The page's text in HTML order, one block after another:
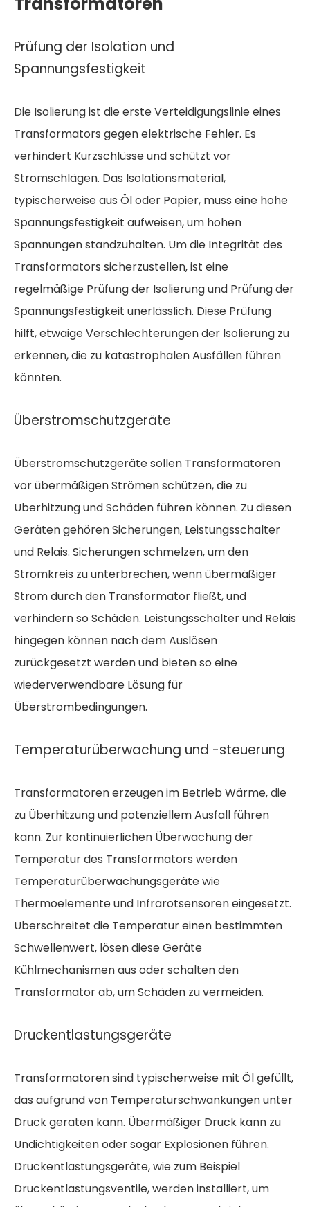
Prüfung der Isolation und
Spannungsfestigkeit
Die Isolierung ist die erste Verteidigungslinie eines
Transformators gegen elektrische Fehler. Es
verhindert Kurzschlüsse und schützt vor
Stromschlägen. Das Isolationsmaterial,
typischerweise aus Öl oder Papier, muss eine hohe
Spannungsfestigkeit aufweisen, um hohen
Spannungen standzuhalten. Um die Integrität des
Transformators sicherzustellen, ist eine
regelmäßige Prüfung der Isolierung und Prüfung der
Spannungsfestigkeit unerlässlich. Diese Prüfung
hilft, etwaige Verschlechterungen der Isolierung zu
erkennen, die zu katastrophalen Ausfällen führen
könnten.
Überstromschutzgeräte
Überstromschutzgeräte sollen Transformatoren
vor übermäßigen Strömen schützen, die zu
Überhitzung und Schäden führen können. Zu diesen
Geräten gehören Sicherungen, Leistungsschalter
und Relais. Sicherungen schmelzen, um den
Stromkreis zu unterbrechen, wenn übermäßiger
Strom durch den Transformator fließt, und
verhindern so Schäden. Leistungsschalter und Relais
hingegen können nach dem Auslösen
zurückgesetzt werden und bieten so eine
wiederverwendbare Lösung für
Überstrombedingungen.
Temperaturüberwachung und -steuerung
Transformatoren erzeugen im Betrieb Wärme, die
zu Überhitzung und potenziellem Ausfall führen
kann. Zur kontinuierlichen Überwachung der
Temperatur des Transformators werden
Temperaturüberwachungsgeräte wie
Thermoelemente und Infrarotsensoren eingesetzt.
Überschreitet die Temperatur einen bestimmten
Schwellenwert, lösen diese Geräte
Kühlmechanismen aus oder schalten den
Transformator ab, um Schäden zu vermeiden.
Druckentlastungsgeräte
Transformatoren sind typischerweise mit Öl gefüllt,
das aufgrund von Temperaturschwankungen unter
Druck geraten kann. Übermäßiger Druck kann zu
Undichtigkeiten oder sogar Explosionen führen.
Druckentlastungsgeräte, wie zum Beispiel
Druckentlastungsventile, werden installiert, um